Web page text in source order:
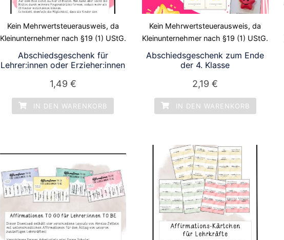
Kein Mehrwertsteuerausweis, da
Kleinunternehmer nach §19 (1) UStG.
Abschiedsgeschenk für
Lehrer:innen oder Erzieher:innen
1,49 €
IN DEN WARENKORB
Kein Mehrwertsteuerausweis, da
Kleinunternehmer nach §19 (1) UStG.
Abschiedsgeschenk zum Ende
der 4. Klasse
2,19€
IN DEN WARENKORB